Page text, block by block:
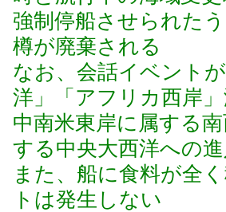
強制停船させられた
樽が廃棄される
なお、会話イベント
洋」「アフリカ西岸
中南米東岸に属する
する中央大西洋への
また、船に食料が全
トは発生しない